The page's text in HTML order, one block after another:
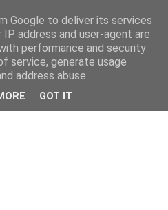
Google to deliver its services
address and user-agent are
performance and security
service, generate usage
address abuse.
GOT IT